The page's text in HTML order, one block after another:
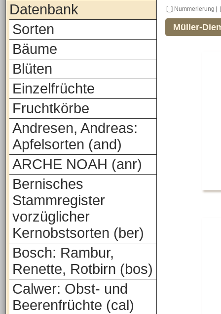
Datenbank
Sorten
Bäume
Blüten
Einzelfrüchte
Fruchtkörbe
Andresen, Andreas:
Apfelsorten (and)
ARCHE NOAH (anr)
Bernisches
Stammregister
vorzüglicher
Kernobstsorten (ber)
Bosch: Rambur,
Renette, Rotbirn (bos)
Calwer: Obst- und
Beerenfrüchte (cal)
[_] Nummerierung
Müller-